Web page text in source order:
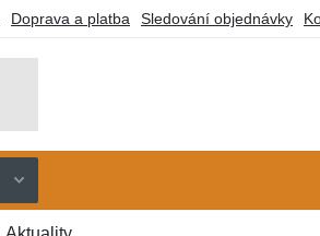
Doprava a platba Sledování objednávky